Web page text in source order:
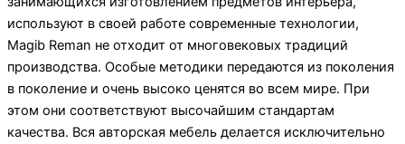
используют в своей работе современные технологии,
Magib Reman не отходит от многовековых традиций
производства. Особые методики передаются из поколения
в поколение и очень высоко ценятся во всем мире. При
этом они соответствуют высочайшим стандартам
качества. Вся авторская мебель делается исключительно